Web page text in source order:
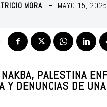
MORA MAYO 15, 2025
PALESTINA
DENUNCIAS DE